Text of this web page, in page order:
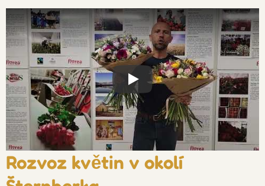
Proč jsou květiny z Florea tak
Rozvoz květin v okolí